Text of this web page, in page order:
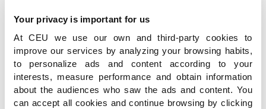
Your privacy is important for us
At CEU we use our own and third-party cookies to
improve our services by analyzing your browsing habits,
to personalize ads and content according to your
interests, measure performance and obtain information
about the audiences who saw the ads and content. You
can accept all cookies and continue browsing by clicking
pone a prueba.”
La cuestión es: ¿protegemos a nuestros hijos de
todas las adversidades que puedan tener en la
vida o les preparamos para el futuro
haciéndoles resilientes? Según la experta lo que